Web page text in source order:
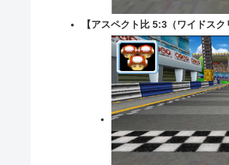
【アスペクト比 5:3（ワイドスク